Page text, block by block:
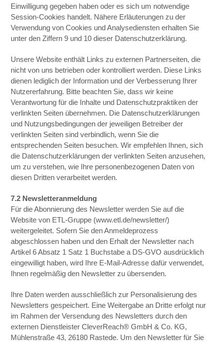
Einwilligung gegeben haben oder es sich um notwendige
Session-Cookies handelt. Nähere Erläuterungen zu der
Verwendung von Cookies und Analysediensten erhalten Sie
unter den Ziffern 9 und 10 dieser Datenschutzerklärung.
Unsere Website enthält Links zu externen Partnerseiten, die
nicht von uns betrieben oder kontrolliert werden. Diese Links
dienen lediglich der Information und der Verbesserung Ihrer
Nutzererfahrung. Bitte beachten Sie, dass wir keine
Verantwortung für die Inhalte und Datenschutzpraktiken der
verlinkten Seiten übernehmen. Die Datenschutzerklärungen
und Nutzungsbedingungen der jeweiligen Betreiber der
verlinkten Seiten sind verbindlich, wenn Sie die
entsprechenden Seiten besuchen. Wir empfehlen Ihnen, sich
die Datenschutzerklärungen der verlinkten Seiten anzusehen,
um zu verstehen, wie Ihre personenbezogenen Daten von
diesen Dritten verarbeitet werden.
7.2 Newsletteranmeldung
Für die Abonnierung des Newsletter werden Sie auf die
Website von ETL-Gruppe (www.etl.de/newsletter/)
weitergeleitet. Sofern Sie den Anmeldeprozess
abgeschlossen haben und den Erhalt der Newsletter nach
Artikel 6 Absatz 1 Satz 1 Buchstabe a DS-GVO ausdrücklich
eingewilligt haben, wird Ihre E-Mail-Adresse dafür verwendet,
Ihnen regelmäßig den Newsletter zu übersenden.
Ihre Daten werden ausschließlich zur Personalisierung des
Newsletters gespeichert. Eine Weitergabe an Dritte erfolgt nur
im Rahmen der Versendung des Newsletters durch den
externen Dienstleister CleverReach® GmbH & Co. KG,
Mühlenstraße 43, 26180 Rastede. Um den Newsletter für Sie